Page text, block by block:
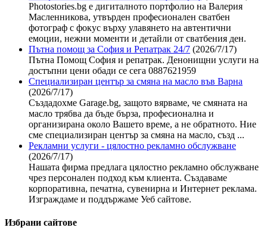
Photostories.bg е дигиталното портфолио на Валерия
Масленникова, утвърден професионален сватбен
фотограф с фокус върху улавянето на автентични
емоции, нежни моменти и детайли от сватбения ден.
Пътна помощ за София и Репатрак 24/7 (2026/7/17)
Пътна Помощ София и репатрак. Денонищни услуги на
достъпни цени обади се сега 0887621959
Специализиран център за смяна на масло във Варна
(2026/7/17)
Създадохме Garage.bg, защото вярваме, че смяната на
масло трябва да бъде бърза, професионална и
организирана около Вашето време, а не обратното. Ние
сме специализиран център за смяна на масло, създ ...
Рекламни услуги - цялостно рекламно обслужване
(2026/7/17)
Нашата фирма предлага цялостно рекламно обслужване
чрез персонален подход към клиента. Създаваме
корпоративна, печатна, сувенирна и Интернет реклама.
Изграждаме и поддържаме Уеб сайтове.
Избрани сайтове